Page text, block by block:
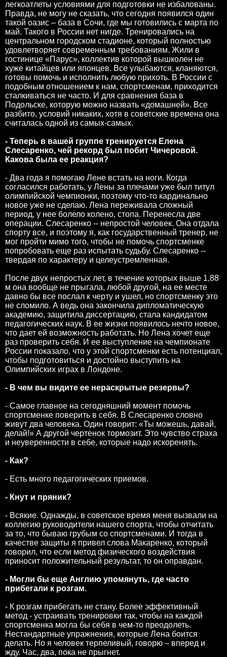
легкоатлеты условиями для подготовки не избалованы.
Правда, не могу не сказать, что сегодня появился один
такой оазис – база в Сочи, где мы готовились с марта по
май. Такого в России нет нигде. Тренировались на
центральном городском стадионе, который полностью
удовлетворяет современным требованиям. Жили в
гостинице «Парус», коллектив которой вышколен не
хуже китайцев или японцев. Все улыбаются, кланяются,
готовы помочь и исполнить любую прихоть. В России с
подобным отношением к нам, спортсменам, приходится
сталкиваться не часто. И для сравнения база в
Подольске, которую можно назвать «домашней». Все
разбито, условий никаких, хотя в советские времена она
считалась одной из самых-самых.
- Теперь в вашей группе тренируется Елена
Слесаренко, чей рекорд был побит Чичеровой.
Какова была ее реакция?
- Два года я помогаю Лене встать на ноги. Когда
согласился работать, у Лены за плечами уже был титул
олимпийской чемпионки, поэтому что-то кардинально
новое уже не сделаю. Лена переживала сложный
период, у нее болело колено, стопа. Перенесла две
операции. Слесаренко -- непростой человек. Она отдала
спорту все, и поэтому я, как государственный тренер, не
мог пройти мимо того, чтобы не помочь спортсменке
попробовать еще раз испытать судьбу. Слесаренко --
твердая по характеру и целеустремленная.
После двух непростых лет, в течение которых выше 1,88
м она вообще не прыгала, любой другой, на ее месте
давно бы все послал к черту и ушел, но спортсменку это
не сломило. А ведь она закончила дипломатическую
академию, защитила диссертацию, стала кандидатом
педагогических наук. В ее жизни появилось нечто новое,
что дает ей возможность работать. Но Лена хочет еще
раз проверить себя. И ее выступление на чемпионате
России показало, что у этой спортсменки есть потенциал,
чтобы подготовиться и достойно выступить на
Олимпийских играх в Лондоне.
- В чем вы видите ее нераскрытые резервы?
- Самое главное на сегодняшний момент помочь
спортсменке поверить в себя. В Слесаренко словно
живут два человека. Один говорит: «Ты можешь, давай,
делай!» А другой чертенок тормозит. Это чувство страха
и неуверенности в себе, которые надо искоренять.
- Как?
- Есть много педагогических приемов.
- Кнут и пряник?
- Всякие. Однажды, в советское время меня вызвали на
коллегию руководители нашего спорта, чтобы отчитать
за то, что бываю грубым со спортсменами. И тогда в
качестве защиты я привел слова Макаренко, который
говорил, что если метод физического воздействия
приносит положительный результат, то он оправдан.
- Могли бы еще Англию упомянуть, где часто
прибегали к розгам.
- К розгам прибегать не стану. Более эффективный
метод - устраивать тренировки так, чтобы на каждой
спортсменка могла бы себя в чем-то преодолеть.
Нестандартные упражнения, которые Лена боится
делать. Но я человек терпеливый, говорю – вперед и
жду. Час, два, пока не прыгнет.